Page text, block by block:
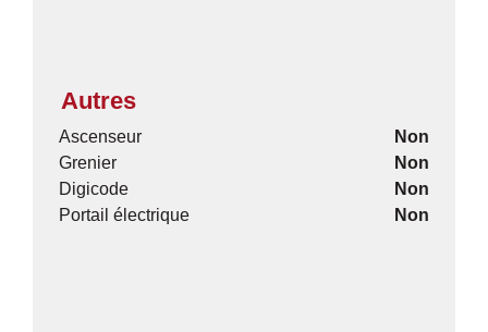
Autres
Ascenseur
Non
Grenier
Non
Digicode
Non
Portail électrique
Non